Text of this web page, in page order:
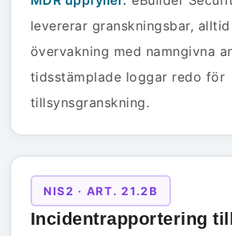
levererar granskningsbar,
övervakning med namngivna
tidsstämplade loggar redo för
tillsynsgranskning.
NIS2 · ART. 21.2B
Incidentrapportering